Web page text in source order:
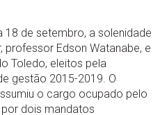
18 de setembro, a solenidade
Edson Watanabe, e
Toledo, eleitos pela
gestão 2015-2019. O
o cargo ocupado pelo
por dois mandatos